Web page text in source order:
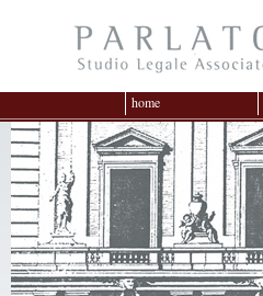
home